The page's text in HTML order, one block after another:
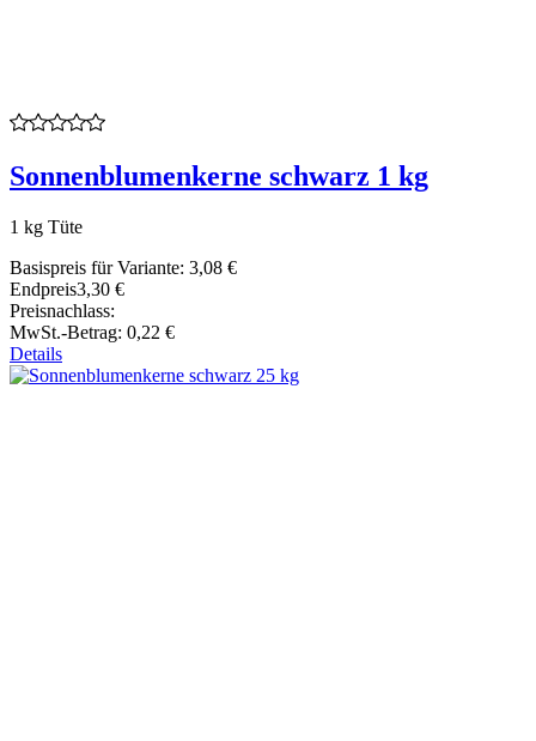
Sonnenblumenkerne schwarz 1 kg
1 kg Tüte
Basispreis für Variante: 3,08 €
Endpreis3,30 €
Preisnachlass:
MwSt.-Betrag: 0,22 €
Details